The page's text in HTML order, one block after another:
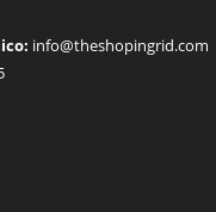
info@theshopingrid.com